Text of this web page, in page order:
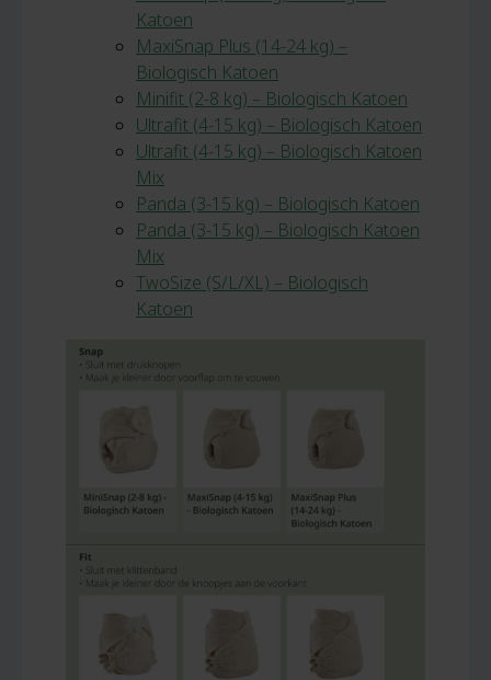
Katoen
MaxiSnap Plus (14-24 kg) –
Biologisch Katoen
Minifit (2-8 kg) – Biologisch Katoen
Ultrafit (4-15 kg) – Biologisch Katoen
Ultrafit (4-15 kg) – Biologisch Katoen
Mix
Panda (3-15 kg) – Biologisch Katoen
Panda (3-15 kg) – Biologisch Katoen
Mix
TwoSize (S/L/XL) – Biologisch
Katoen